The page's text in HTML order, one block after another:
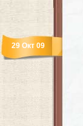
29 Окт 09